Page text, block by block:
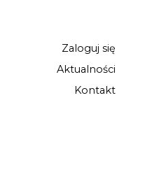
Zaloguj się
Aktualności
Kontakt